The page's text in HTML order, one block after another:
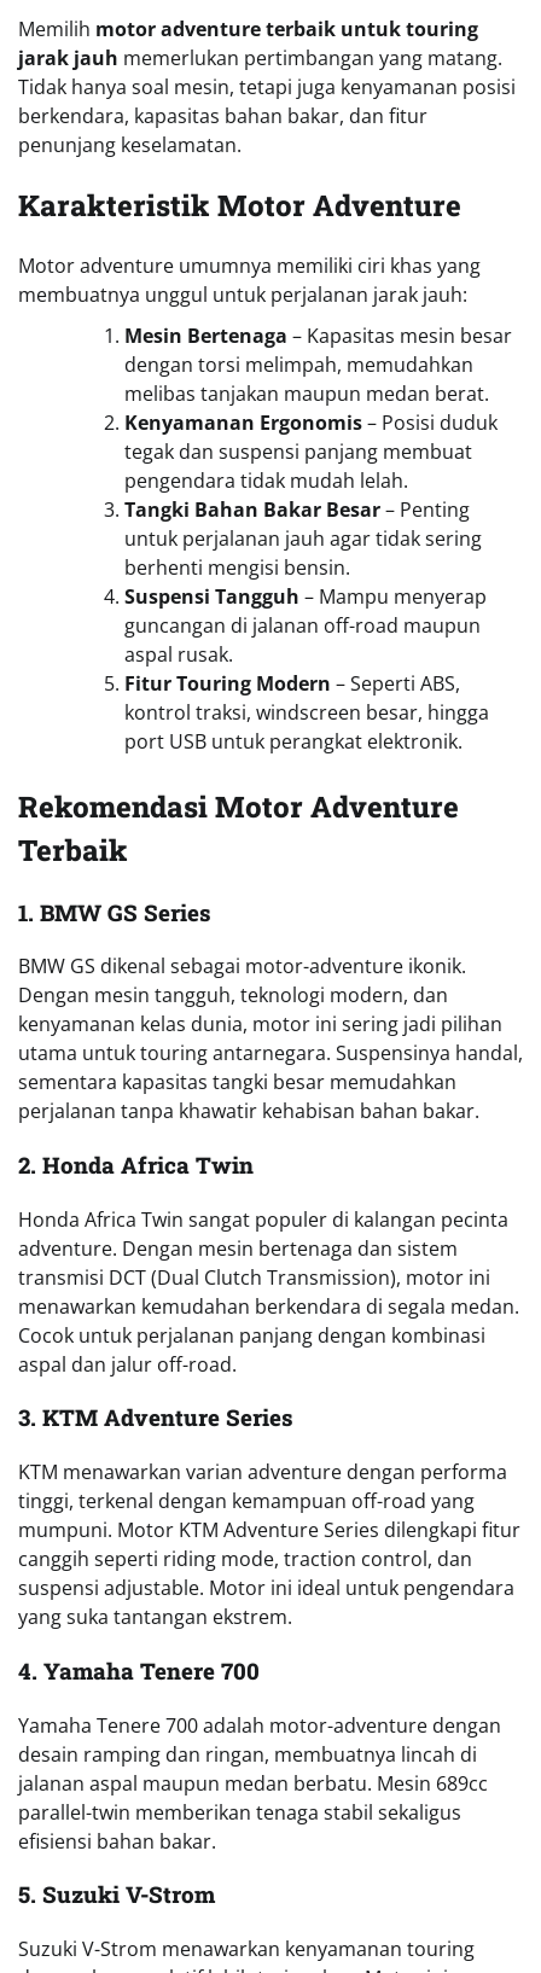
Memilih motor adventure terbaik untuk touring
jarak jauh memerlukan pertimbangan yang matang.
Tidak hanya soal mesin, tetapi juga kenyamanan posisi
berkendara, kapasitas bahan bakar, dan fitur
penunjang keselamatan.
Karakteristik Motor Adventure
Motor adventure umumnya memiliki ciri khas yang
membuatnya unggul untuk perjalanan jarak jauh:
Mesin Bertenaga – Kapasitas mesin besar
dengan torsi melimpah, memudahkan
melibas tanjakan maupun medan berat.
Kenyamanan Ergonomis– Posisi duduk
tegak dan suspensi panjang membuat
pengendara tidak mudah lelah.
Tangki Bahan Bakar Besar– Penting
untuk perjalanan jauh agar tidak sering
berhenti mengisi bensin.
Suspensi Tangguh – Mampu menyerap
guncangan di jalanan off-road maupun
aspal rusak.
Fitur Touring Modern – Seperti ABS,
kontrol traksi, windscreen besar, hingga
port USB untuk perangkat elektronik.
Rekomendasi Motor Adventure
Terbaik
1. BMW GS Series
BMW GS dikenal sebagai motor-adventure ikonik.
Dengan mesin tangguh, teknologi modern, dan
kenyamanan kelas dunia, motor ini sering jadi pilihan
utama untuk touring antarnegara. Suspensinya handal,
sementara kapasitas tangki besar memudahkan
perjalanan tanpa khawatir kehabisan bahan bakar.
2. Honda Africa Twin
Honda Africa Twin sangat populer di kalangan pecinta
adventure. Dengan mesin bertenaga dan sistem
transmisi DCT (Dual Clutch Transmission), motor ini
menawarkan kemudahan berkendara di segala medan.
Cocok untuk perjalanan panjang dengan kombinasi
aspal dan jalur off-road.
3. KTM Adventure Series
KTM menawarkan varian adventure dengan performa
tinggi, terkenal dengan kemampuan off-road yang
mumpuni. Motor KTM Adventure Series dilengkapi fitur
canggih seperti riding mode, traction control, dan
suspensi adjustable. Motor ini ideal untuk pengendara
yang suka tantangan ekstrem.
4. Yamaha Tenere 700
Yamaha Tenere 700 adalah motor-adventure dengan
desain ramping dan ringan, membuatnya lincah di
jalanan aspal maupun medan berbatu. Mesin 689cc
parallel-twin memberikan tenaga stabil sekaligus
efisiensi bahan bakar.
5. Suzuki V-Strom
Suzuki V-Strom menawarkan kenyamanan touring